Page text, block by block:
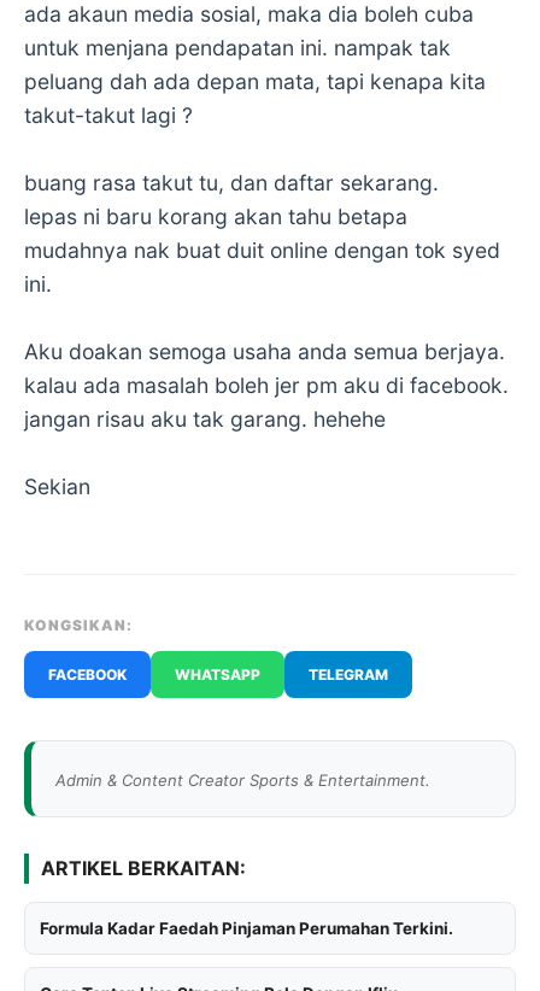
ada akaun media sosial, maka dia boleh cuba
untuk menjana pendapatan ini. nampak tak
peluang dah ada depan mata, tapi kenapa kita
takut-takut lagi ?
buang rasa takut tu, dan daftar sekarang.
lepas ni baru korang akan tahu betapa
mudahnya nak buat duit online dengan tok syed
ini.
Aku doakan semoga usaha anda semua berjaya.
kalau ada masalah boleh jer pm aku di facebook.
jangan risau aku tak garang. hehehe
Sekian
KONGSIKAN:
FACEBOOK WHATSAPP TELEGRAM
Admin & Content Creator Sports & Entertainment.
ARTIKEL BERKAITAN:
Formula Kadar Faedah Pinjaman Perumahan Terkini.